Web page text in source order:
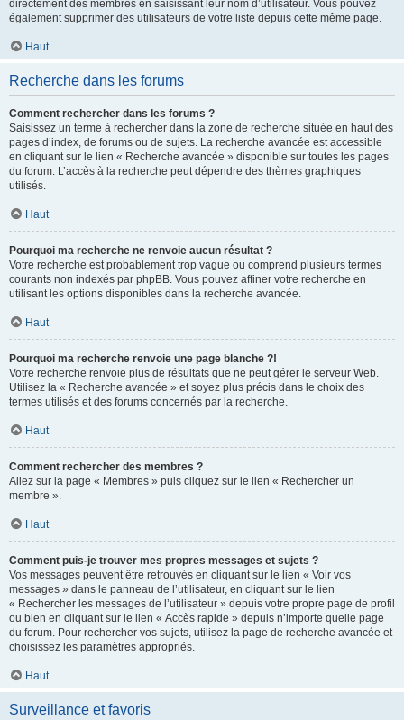
directement des membres en saisissant leur nom d’utilisateur. Vous pouvez
également supprimer des utilisateurs de votre liste depuis cette même page.
Haut
Recherche dans les forums
Comment rechercher dans les forums ?
Saisissez un terme à rechercher dans la zone de recherche située en haut des
pages d’index, de forums ou de sujets. La recherche avancée est accessible
en cliquant sur le lien « Recherche avancée » disponible sur toutes les pages
du forum. L’accès à la recherche peut dépendre des thèmes graphiques
utilisés.
Haut
Pourquoi ma recherche ne renvoie aucun résultat ?
Votre recherche est probablement trop vague ou comprend plusieurs termes
courants non indexés par phpBB. Vous pouvez affiner votre recherche en
utilisant les options disponibles dans la recherche avancée.
Haut
Pourquoi ma recherche renvoie une page blanche ?!
Votre recherche renvoie plus de résultats que ne peut gérer le serveur Web.
Utilisez la « Recherche avancée » et soyez plus précis dans le choix des
termes utilisés et des forums concernés par la recherche.
Haut
Comment rechercher des membres ?
Allez sur la page « Membres » puis cliquez sur le lien « Rechercher un
membre ».
Haut
Comment puis-je trouver mes propres messages et sujets ?
Vos messages peuvent être retrouvés en cliquant sur le lien « Voir vos
messages » dans le panneau de l’utilisateur, en cliquant sur le lien
« Rechercher les messages de l’utilisateur » depuis votre propre page de profil
ou bien en cliquant sur le lien « Accès rapide » depuis n’importe quelle page
du forum. Pour rechercher vos sujets, utilisez la page de recherche avancée et
choisissez les paramètres appropriés.
Haut
Surveillance et favoris